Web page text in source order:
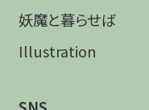
妖魔と暮らせば
Illustration